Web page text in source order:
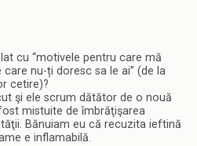
cu “motivele pentru care mă
nu-ți doresc sa le ai” (de la
cetire)?
şi ele scrum dătător de o nouă
mistuite de îmbrăţişarea
Bănuiam eu că recuzita ieftină
e inflamabilă.